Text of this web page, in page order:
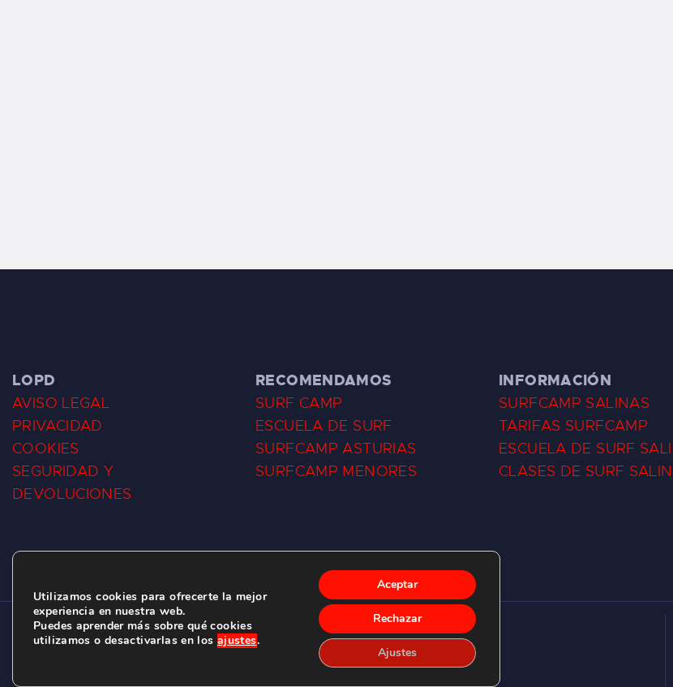
LOPD
AVISO LEGAL
PRIVACIDAD
COOKIES
SEGURIDAD Y
DEVOLUCIONES
RECOMENDAMOS
SURF CAMP
ESCUELA DE SURF
SURFCAMP ASTURIAS
SURFCAMP MENORES
INFORMACIÓN
SURFCAMP SALINAS
TARIFAS SURFCAMP
ESCUELA DE SURF
CLASES DE SURF
CLUB DE SURF LAS DUNAS ©2026.
C/ BERNARDO ÁLVAREZ GALAN 1, SALINAS (ASTURIAS)
Utilizamos cookies para ofrecerte la mejor
experiencia en nuestra web.
Puedes aprender más sobre qué cookies
utilizamos o desactivarlas en los ajustes.
Aceptar
Rechazar
Ajustes